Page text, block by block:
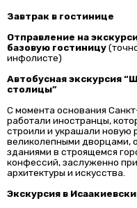
Завтрак в гостинице
Отправление на
базовую гостиницу
инфолисте)
Автобусная экскурсия
столицы”
С момента основания
работали иностранцы,
строили и украшали новую
великолепными дворцами,
зданиями в строящемся
конфессий, заслуженно
архитектуры и искусства.
Экскурсия в